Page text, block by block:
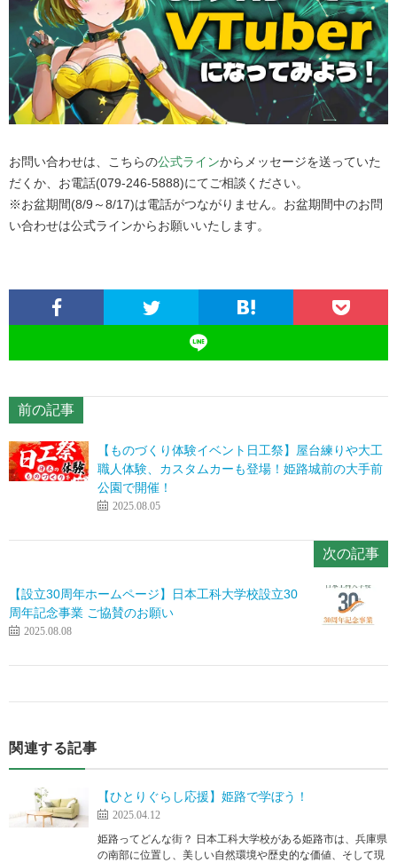
お問い合わせは、こちらの公式ラインからメッセージを送っていた
だくか、お電話(079‐246‐5888)にてご相談ください。
※お盆期間(8/9～8/17)は電話がつながりません。お盆期間中のお問
い合わせは公式ラインからお願いいたします。
前の記事
【ものづくり体験イベント日工祭】屋台練りや大工
職人体験、カスタムカーも登場！姫路城前の大手前
公園で開催！
2025.08.05
次の記事
【設立30周年ホームページ】日本工科大学校設立30
周年記念事業 ご協賛のお願い
2025.08.08
関連する記事
【ひとりぐらし応援】姫路で学ぼう！
2025.04.12
姫路ってどんな街？ 日本工科大学校がある姫路市は、兵庫県
の南部に位置し、美しい自然環境や歴史的な価値、そして現